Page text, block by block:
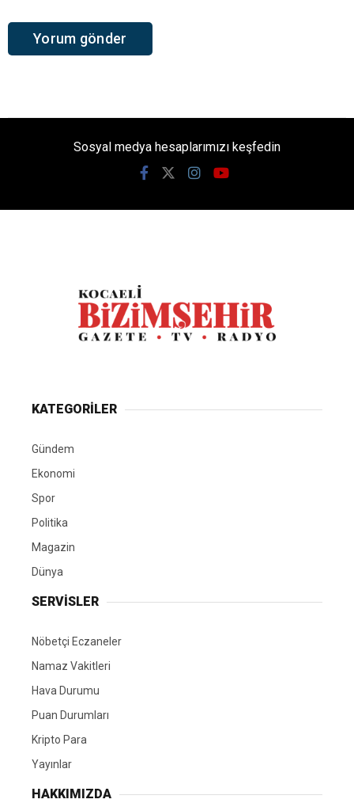
Sosyal medya hesaplarımızı keşfedin
KATEGORİLER
Gündem
Ekonomi
Spor
Politika
Magazin
Dünya
SERVİSLER
Nöbetçi Eczaneler
Namaz Vakitleri
Hava Durumu
Puan Durumları
Kripto Para
Yayınlar
HAKKIMIZDA